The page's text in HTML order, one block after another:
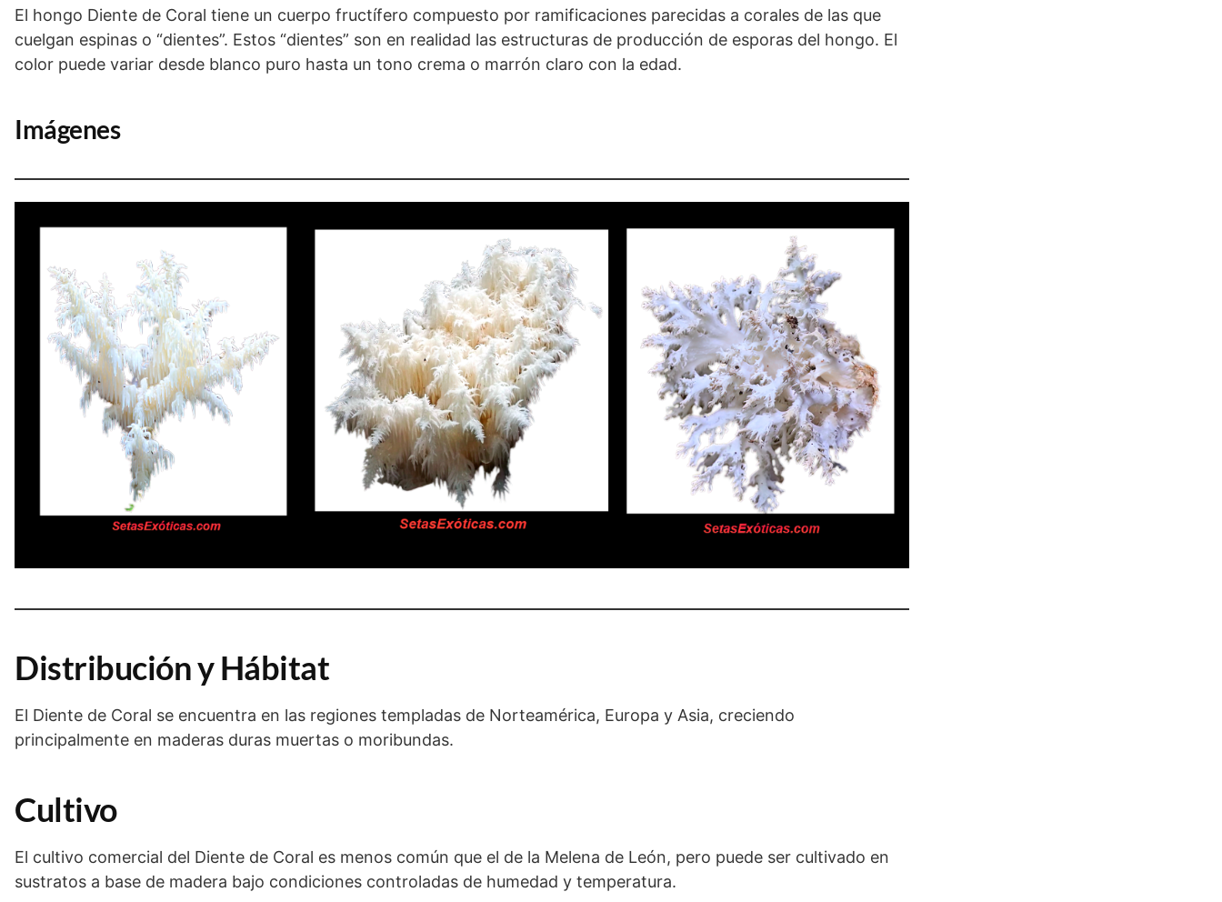
El hongo Diente de Coral tiene un cuerpo fructífero compuesto por ramificaciones parecidas a corales de las que
cuelgan espinas o “dientes”. Estos “dientes” son en realidad las estructuras de producción de esporas del hongo. El
color puede variar desde blanco puro hasta un tono crema o marrón claro con la edad.
Imágenes
Distribución y Hábitat
El Diente de Coral se encuentra en las regiones templadas de Norteamérica, Europa y Asia, creciendo
principalmente en maderas duras muertas o moribundas.
Cultivo
El cultivo comercial del Diente de Coral es menos común que el de la Melena de León, pero puede ser cultivado en
sustratos a base de madera bajo condiciones controladas de humedad y temperatura.